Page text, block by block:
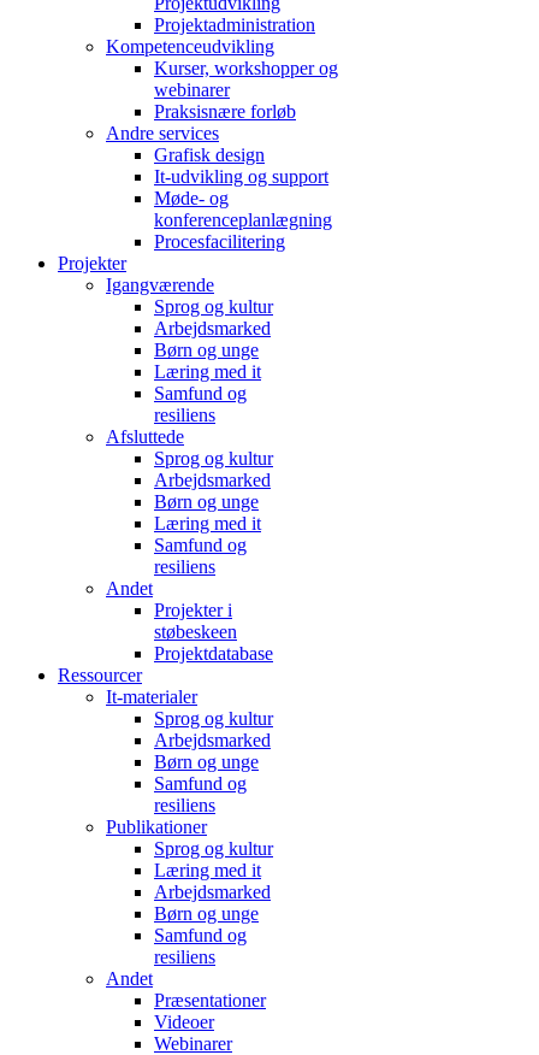
Projektadministration
Kompetenceudvikling
Kurser, workshopper og
webinarer
Praksisnære forløb
Andre services
Grafisk design
It-udvikling og support
Møde- og
konferenceplanlægning
Procesfacilitering
Projekter
Igangværende
Sprog og kultur
Arbejdsmarked
Børn og unge
Læring med it
Samfund og
resiliens
Afsluttede
Sprog og kultur
Arbejdsmarked
Børn og unge
Læring med it
Samfund og
resiliens
Andet
Projekter i
støbeskeen
Projektdatabase
Ressourcer
It-materialer
Sprog og kultur
Arbejdsmarked
Børn og unge
Samfund og
resiliens
Publikationer
Sprog og kultur
Læring med it
Arbejdsmarked
Børn og unge
Samfund og
resiliens
Andet
Præsentationer
Videoer
Webinarer